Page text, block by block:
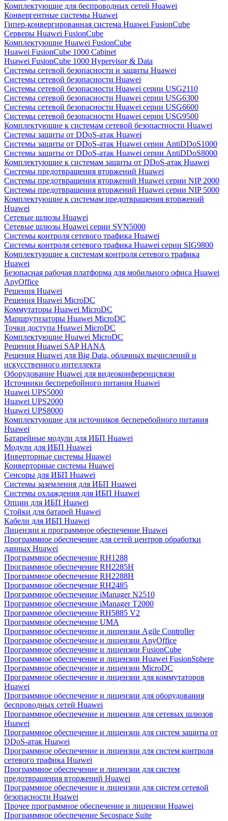
Комплектующие для беспроводных сетей Huawei
Конвергентные системы Huawei
Гипер-конвергированная система Huawei FusionCube
Серверы Huawei FusionCube
Комплектующие Huawei FusionCube
Huawei FusionCube 1000 Cabinet
Huawei FusionCube 1000 Hypervisor & Data
Системы сетевой безопасности и защиты Huawei
Системы сетевой безопасности Huawei
Системы сетевой безопасности Huawei серии USG2110
Системы сетевой безопасности Huawei серии USG6300
Системы сетевой безопасности Huawei серии USG6600
Системы сетевой безопасности Huawei серии USG9500
Комплектующие к системам сетевой безопастности Huawei
Системы защиты от DDoS-атак Huawei
Системы защиты от DDoS-атак Huawei серии AntiDDoS1000
Системы защиты от DDoS-атак Huawei серии AntiDDoS8000
Комплектующие к системам защиты от DDoS-атак Huawei
Системы предотвращения вторжений Huawei
Системы предотвращения вторжений Huawei серии NIP 2000
Системы предотвращения вторжений Huawei серии NIP 5000
Комплектующие к системам предотвращения вторжений
Huawei
Сетевые шлюзы Huawei
Сетевые шлюзы Huawei серии SVN5000
Системы контроля сетевого трафика Huawei
Системы контроля сетевого трафика Huawei серии SIG9800
Комплектующие к системам контроля сетевого трафика
Huawei
Безопасная рабочая платформа для мобильного офиса Huawei
AnyOffice
Решения Huawei
Решения Huawei MicroDC
Коммутаторы Huawei MicroDC
Маршрутизаторы Huawei MicroDC
Точки доступа Huawei MicroDC
Комплектующие Huawei MicroDC
Решения Huawei SAP HANA
Решения Huawei для Big Data, облачных вычислений и
искусственного интеллекта
Оборудование Huawei для видеоконференцсвязи
Источники бесперебойного питания Huawei
Huawei UPS5000
Huawei UPS2000
Huawei UPS8000
Комплектующие для источников бесперебойного питания
Huawei
Батарейные модули для ИБП Huawei
Модули для ИБП Huawei
Инверторные системы Huawei
Конверторные системы Huawei
Сенсоры для ИБП Huawei
Системы заземления для ИБП Huawei
Системы охлаждения для ИБП Huawei
Опции для ИБП Huawei
Стойки для батарей Huawei
Кабели для ИБП Huawei
Лицензии и программное обеспечение Huawei
Программное обеспечение для сетей центров обработки
данных Huawei
Программное обеспечение RH1288
Программное обеспечение RH2285H
Программное обеспечение RH2288H
Программное обеспечение RH2485
Программное обеспечение iManager N2510
Программное обеспечение iManager T2000
Программное обеспечение RH5885 V2
Программное обеспечение UMA
Программное обеспечение и лицензии Agile Controller
Программное обеспечение и лицензии AnyOffice
Программное обеспечение и лицензии FusionCube
Программное обеспечение и лицензии Huawei FusionSphere
Программное обеспечение и лицензии MicroDC
Программное обеспечение и лицензии для коммутаторов
Huawei
Программное обеспечение и лицензии для оборудования
беспроводных сетей Huawei
Программное обеспечение и лицензии для сетевых шлюзов
Huawei
Программное обеспечение и лицензии для систем защиты от
DDoS-атак Huawei
Программное обеспечение и лицензии для систем контроля
сетевого трафика Huawei
Программное обеспечение и лицензии для систем
предотвращения вторжений Huawei
Программное обеспечение и лицензии для систем сетевой
безопасности Huawei
Прочее программное обеспечение и лицензии Huawei
Программное обеспечение Secospace Suite